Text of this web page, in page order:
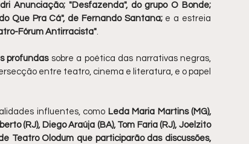
Anunciação; "Desfazenda", do grupo O Bonde;
Que Pra Cá", de Fernando Santana; e a estreia
Fórum Antirracista".
profundas sobre a poética das narrativas negras,
entre teatro, cinema e literatura, e o papel
influentes, como Leda Maria Martins (MG),
(RJ), Diego Araúja (BA), Tom Faria (RJ), Joelzito
Teatro Olodum que participarão das discussões,